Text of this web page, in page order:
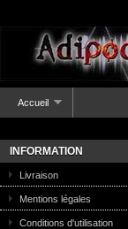
Accueil
INFORMATION
Livraison
Mentions légales
Conditions d'utilisation